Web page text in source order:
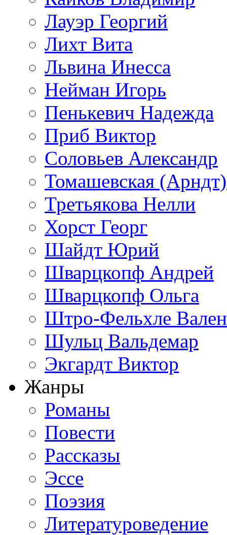
Лауэр Георгий
Лихт Вита
Львина Инесса
Нейман Игорь
Пенькевич Надежда
Приб Виктор
Соловьев Александр
Томашевская
Третьякова Нелли
Хорст Георг
Шайдт Юрий
Шварцкопф Андрей
Шварцкопф Ольга
Штро-Фельхле
Шульц Вальдемар
Экгардт Виктор
Жанры
Романы
Повести
Рассказы
Эссе
Поэзия
Литературоведение